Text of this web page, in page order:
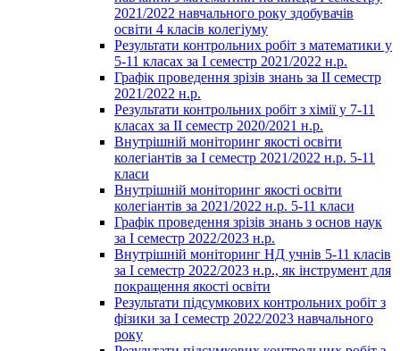
2021/2022 навчального року здобувачів
освіти 4 класів колегіуму
Результати контрольних робіт з математики у
5-11 класах за І семестр 2021/2022 н.р.
Графік проведення зрізів знань за ІІ семестр
2021/2022 н.р.
Результати контрольних робіт з хімії у 7-11
класах за ІІ семестр 2020/2021 н.р.
Внутрішній моніторинг якості освіти
колегіантів за І семестр 2021/2022 н.р. 5-11
класи
Внутрішній моніторинг якості освіти
колегіантів за 2021/2022 н.р. 5-11 класи
Графік проведення зрізів знань з основ наук
за І семестр 2022/2023 н.р.
Внутрішній моніторинг НД учнів 5-11 класів
за І семестр 2022/2023 н.р., як інструмент для
покращення якості освіти
Результати підсумкових контрольних робіт з
фізики за І семестр 2022/2023 навчального
року